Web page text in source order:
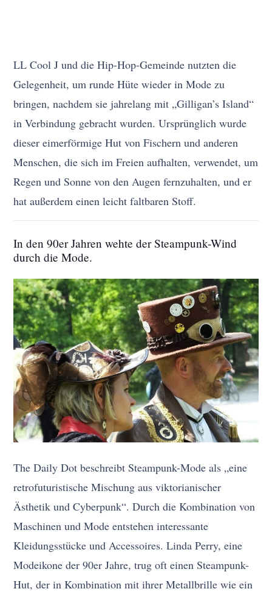
LL Cool J und die Hip-Hop-Gemeinde nutzten die
Gelegenheit, um runde Hüte wieder in Mode zu
bringen, nachdem sie jahrelang mit „Gilligan’s Island“
in Verbindung gebracht wurden. Ursprünglich wurde
dieser eimerförmige Hut von Fischern und anderen
Menschen, die sich im Freien aufhalten, verwendet, um
Regen und Sonne von den Augen fernzuhalten, und er
hat außerdem einen leicht faltbaren Stoff.
In den 90er Jahren wehte der Steampunk-Wind
durch die Mode.
The Daily Dot beschreibt Steampunk-Mode als „eine
retrofuturistische Mischung aus viktorianischer
Ästhetik und Cyberpunk“. Durch die Kombination von
Maschinen und Mode entstehen interessante
Kleidungsstücke und Accessoires. Linda Perry, eine
Modeikone der 90er Jahre, trug oft einen Steampunk-
Hut, der in Kombination mit ihrer Metallbrille wie ein